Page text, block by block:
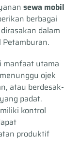
sewa mobil
berbagai
dalam
manfaat utama
ojek
atau berdesak-
padat.
kontrol
produktif